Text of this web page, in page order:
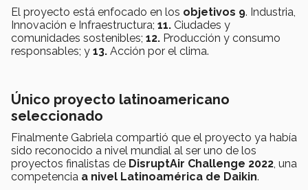
El proyecto está enfocado en los objetivos 9. Industria,
Innovación e Infraestructura; 11. Ciudades y
comunidades sostenibles; 12. Producción y consumo
responsables; y 13. Acción por el clima.
Único proyecto latinoamericano
seleccionado
Finalmente Gabriela compartió que el proyecto ya había
sido reconocido a nivel mundial al ser uno de los
proyectos finalistas de DisruptAir Challenge 2022, una
competencia a nivel Latinoamérica de Daikin.